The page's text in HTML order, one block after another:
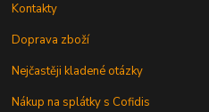
Kontakty
Doprava zboží
Nejčastěji kladené otázky
Nákup na splátky s Cofidis